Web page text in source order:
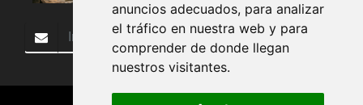
anuncios adecuados, para analizar
el tráfico en nuestra web y para
comprender de donde llegan
nuestros visitantes.
Subscribir